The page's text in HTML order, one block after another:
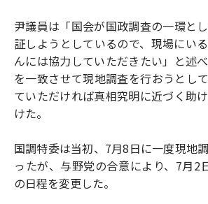
尹議員は「国会が国政調査の一環と
証しようとしているので、現場にい
んには協力していただきたい」と述
を一致させて現地調査を行おうとし
ていただければ真相究明に近づく助
けた。
国調特委は当初、7月8日に一度現地
ったが、与野党の合意により、7月2
の日程を変更した。